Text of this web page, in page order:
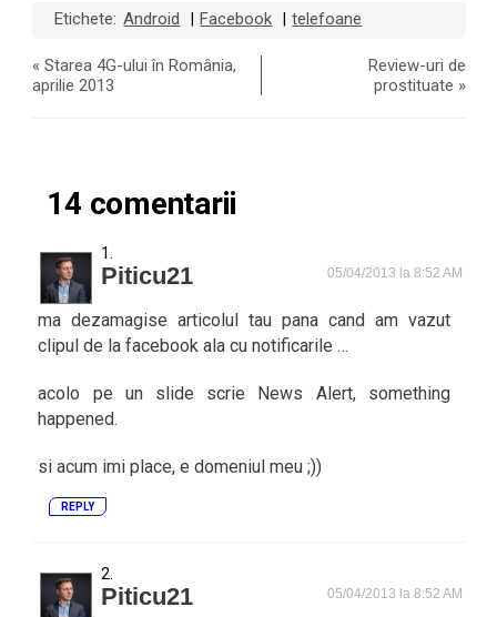
Etichete: Android Facebook telefoane
«Starea 4G-ului în România,
aprilie 2013
Review-uri de
prostituate »
14 comentarii
Piticu21 05/04/2013 la 8:52 AM
ma dezamagise articolul tau pana cand am vazut
clipul de la facebook ala cu notificarile …
acolo pe un slide scrie News Alert, something
happened.
si acum imi place, e domeniul meu ;))
REPLY
Piticu21 05/04/2013 la 8:52 AM